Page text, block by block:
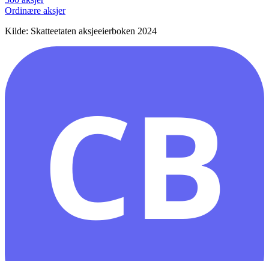
Ordinære aksjer
Kilde: Skatteetaten aksjeeierboken 2024
CB